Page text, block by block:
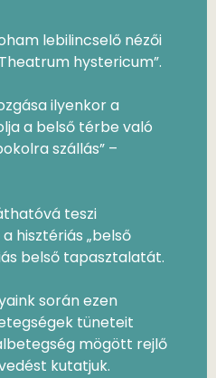
lebilincselő nézői
hystericum”.
ilyenkor a
a belső térbe való
szállás” –
teszi
hisztériás „belső
belső tapasztalatát.
során ezen
tüneteit
mögött rejlő
kutatjuk.